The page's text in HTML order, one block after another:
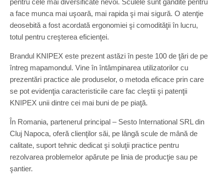
pentru cele mai diversificate nevoi. Sculele sunt gândite pentru
a face munca mai uşoară, mai rapida şi mai sigură. O atenţie
deosebită a fost acordată ergonomiei şi comodităţii în lucru,
totul pentru creşterea eficienţei.
Brandul KNIPEX este prezent astăzi în peste 100 de ţări de pe
întreg mapamondul. Vine în întâmpinarea utilizatorilor cu
prezentări practice ale produselor, o metoda eficace prin care
se pot evidenţia caracteristicile care fac cleştii şi patenţii
KNIPEX unii dintre cei mai buni de pe piaţă.
În Romania, partenerul principal – Sesto International SRL din
Cluj Napoca, oferă clienţilor săi, pe lângă scule de mână de
calitate, suport tehnic dedicat şi soluţii practice pentru
rezolvarea problemelor apărute pe linia de producţie sau pe
şantier.